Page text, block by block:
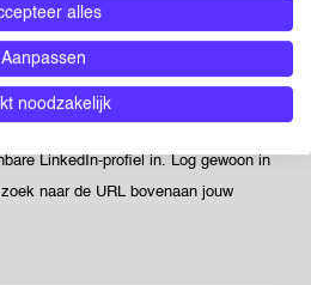
opdrachtgevers.
LinkedIn-profiel in. Log gewoon in
naar de URL bovenaan jouw
alles
Aanpassen
noodzakelijk